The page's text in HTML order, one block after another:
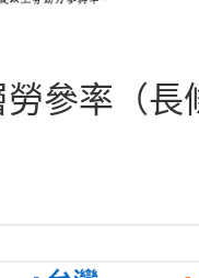
參率（長